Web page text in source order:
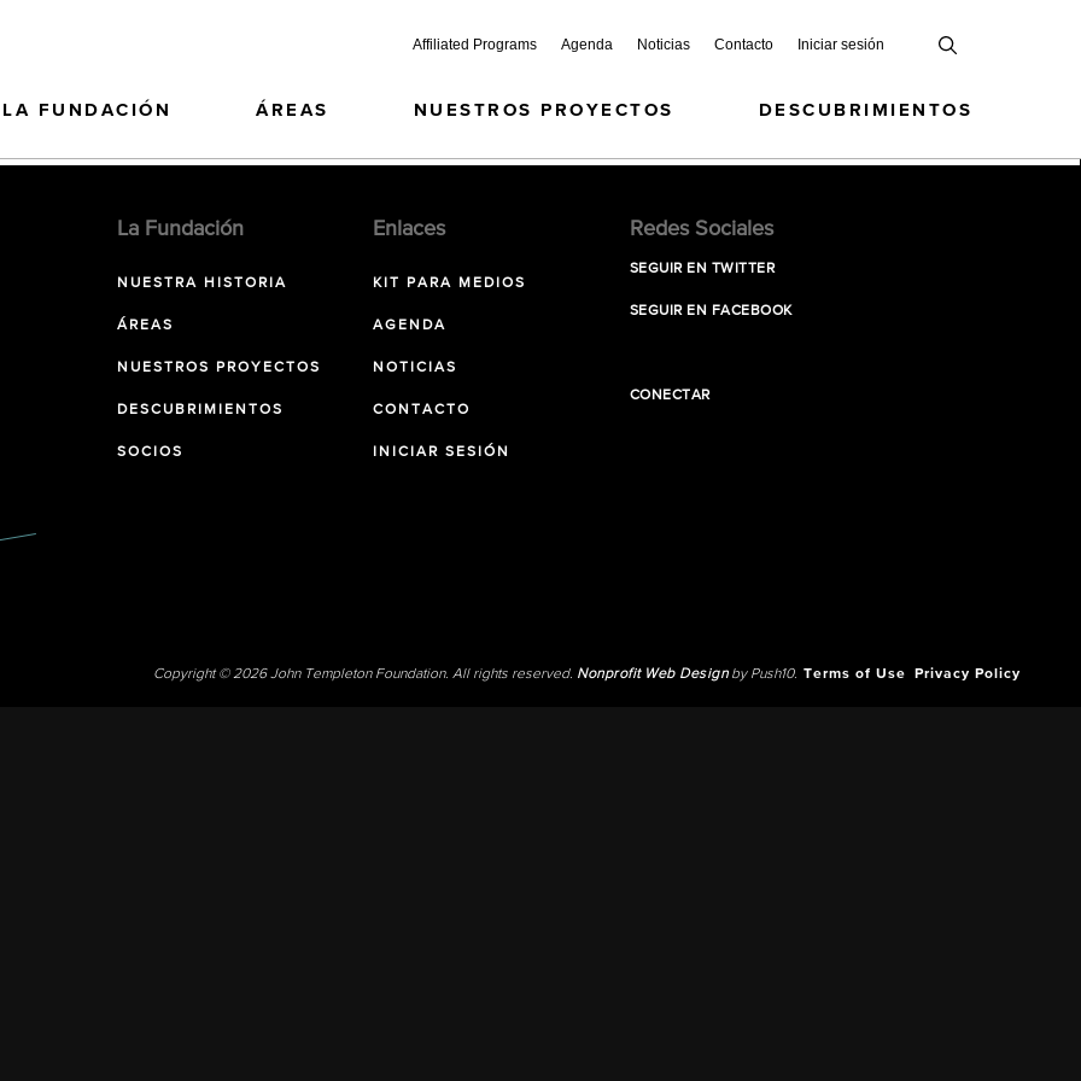
Affiliated Programs Agenda Noticias Contacto Iniciar sesión
LA FUNDACIÓN ÁREAS NUESTROS PROYECTOS DESCUBRIMIENTOS
La Fundación
NUESTRA HISTORIA
ÁREAS
NUESTROS PROYECTOS
DESCUBRIMIENTOS
SOCIOS
Enlaces
KIT PARA MEDIOS
AGENDA
NOTICIAS
CONTACTO
INICIAR SESIÓN
Redes Sociales
SEGUIR EN TWITTER
SEGUIR EN FACEBOOK
CONECTAR
Copyright © 2026 John Templeton Foundation. All rights reserved. Nonprofit Web Designby Push10. Terms of Use Privacy Policy